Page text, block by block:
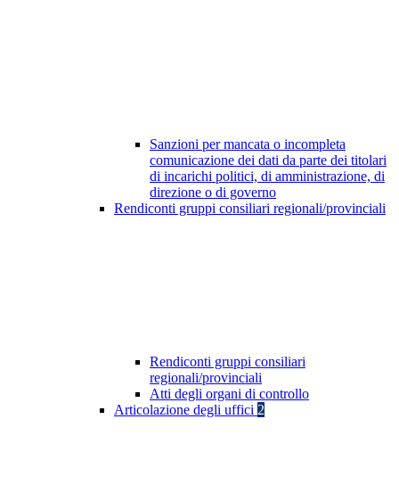
Sanzioni per mancata o incompleta
comunicazione dei dati da parte dei titolari
di incarichi politici, di amministrazione, di
direzione o di governo
Rendiconti gruppi consiliari regionali/provinciali
Rendiconti gruppi consiliari
regionali/provinciali
Atti degli organi di controllo
Articolazione degli uffici 2